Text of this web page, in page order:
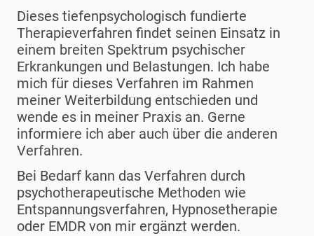
Dieses tiefenpsychologisch fundierte
Therapieverfahren findet seinen Einsatz in
einem breiten Spektrum psychischer
Erkrankungen und Belastungen. Ich habe
mich für dieses Verfahren im Rahmen
meiner Weiterbildung entschieden und
wende es in meiner Praxis an. Gerne
informiere ich aber auch über die anderen
Verfahren.
Bei Bedarf kann das Verfahren durch
psychotherapeutische Methoden wie
Entspannungsverfahren, Hypnosetherapie
oder EMDR von mir ergänzt werden.